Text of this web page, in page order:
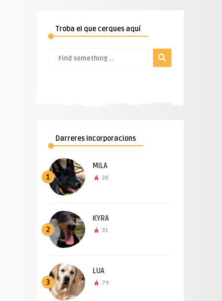
Troba el que cerques aquí
Darreres incorporacions
1
MILA
28
2
KYRA
31
3
LUA
79